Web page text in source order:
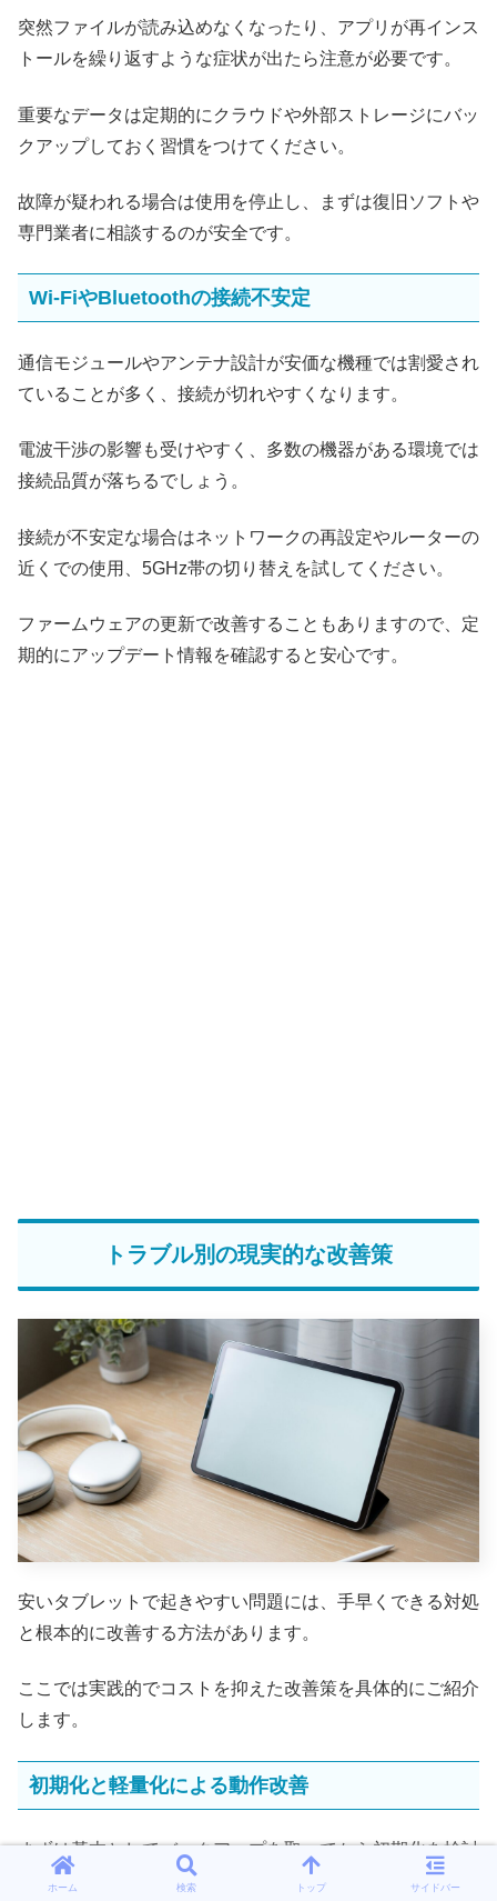
突然ファイルが読み込めなくなったり、アプリが再インス
トールを繰り返すような症状が出たら注意が必要です。
重要なデータは定期的にクラウドや外部ストレージにバッ
クアップしておく習慣をつけてください。
故障が疑われる場合は使用を停止し、まずは復旧ソフトや
専門業者に相談するのが安全です。
Wi-FiやBluetoothの接続不安定
通信モジュールやアンテナ設計が安価な機種では割愛され
ていることが多く、接続が切れやすくなります。
電波干渉の影響も受けやすく、多数の機器がある環境では
接続品質が落ちるでしょう。
接続が不安定な場合はネットワークの再設定やルーターの
近くでの使用、5GHz帯の切り替えを試してください。
ファームウェアの更新で改善することもありますので、定
期的にアップデート情報を確認すると安心です。
トラブル別の現実的な改善策
安いタブレットで起きやすい問題には、手早くできる対処
と根本的に改善する方法があります。
ここでは実践的でコストを抑えた改善策を具体的にご紹介
します。
初期化と軽量化による動作改善
まずは基本としてバックアップを取ってから初期化を検討
してください。
ホーム 検索 トップ サイドバー